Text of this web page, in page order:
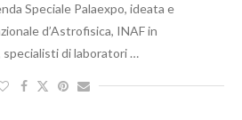
Speciale Palaexpo, ideata e
d’Astrofisica, INAF in
specialisti di laboratori …